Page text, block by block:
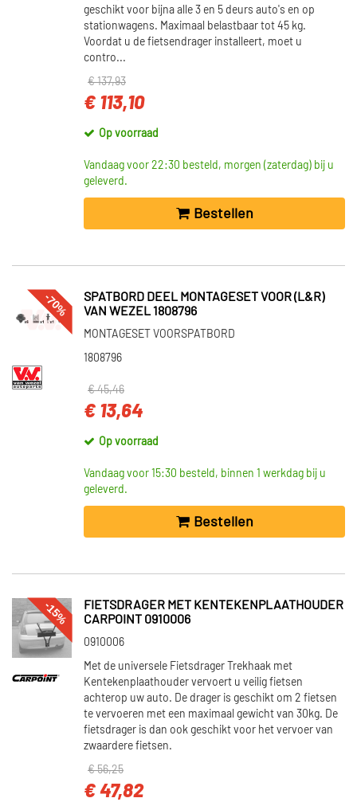
geschikt voor bijna alle 3 en 5 deurs auto's en op
stationwagens. Maximaal belastbaar tot 45 kg.
Voordat u de fietsendrager installeert, moet u
contro...
€ 137,93
€ 113,10
Op voorraad
Vandaag voor 22:30 besteld, morgen (zaterdag) bij u
geleverd.
Bestellen
-70%
SPATBORD DEEL MONTAGESET VOOR (L&R)
VAN WEZEL 1808796
MONTAGESET VOORSPATBORD
1808796
€ 45,46
€ 13,64
Op voorraad
Vandaag voor 15:30 besteld, binnen 1 werkdag bij u
geleverd.
Bestellen
-15%
FIETSDRAGER MET KENTEKENPLAATHOUDER
CARPOINT 0910006
0910006
Met de universele Fietsdrager Trekhaak met
Kentekenplaathouder vervoert u veilig fietsen
achterop uw auto. De drager is geschikt om 2 fietsen
te vervoeren met een maximaal gewicht van 30kg. De
fietsdrager is dan ook geschikt voor het vervoer van
zwaardere fietsen.
€ 56,25
€ 47,82